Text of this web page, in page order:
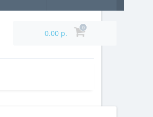
0.00 р.
0